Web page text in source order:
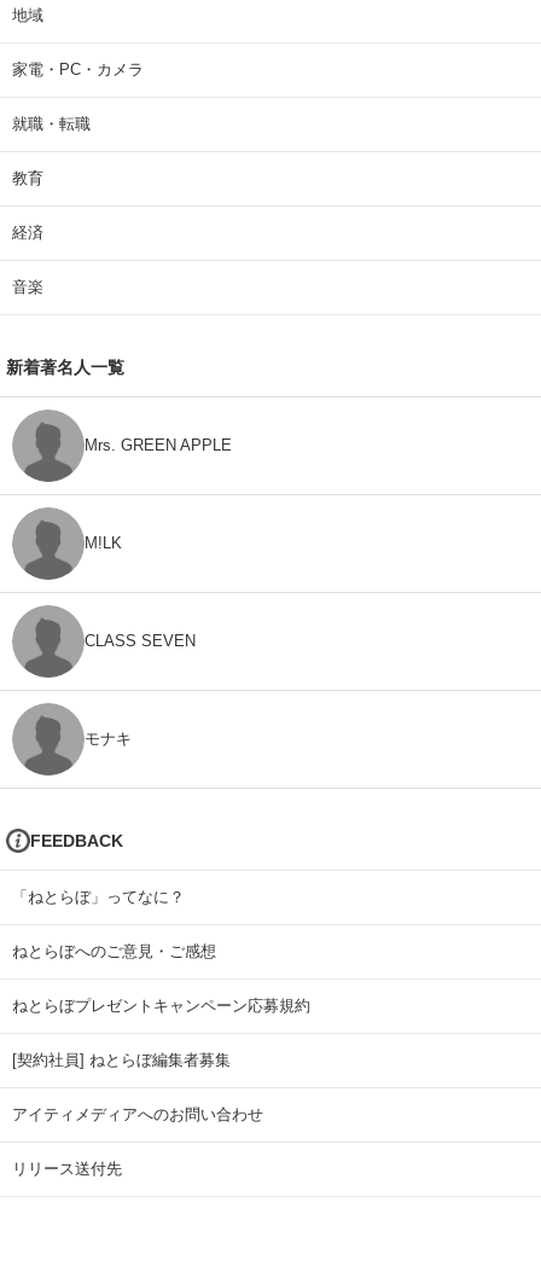
地域
家電・PC・カメラ
就職・転職
教育
経済
音楽
新着著名人一覧
Mrs. GREEN APPLE
M!LK
CLASS SEVEN
モナキ
FEEDBACK
「ねとらぼ」ってなに？
ねとらぼへのご意見・ご感想
ねとらぼプレゼントキャンペーン応募規約
[契約社員] ねとらぼ編集者募集
アイティメディアへのお問い合わせ
リリース送付先